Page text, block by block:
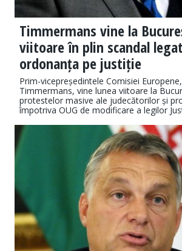
Timmermans vine la
viitoare în plin scandal
ordonanța pe justiție
Prim-vicepreședintele Comisiei
Timmermans, vine lunea viitoare la
protestelor masive ale judecătorilor și
împotriva OUG de modificare a legilor